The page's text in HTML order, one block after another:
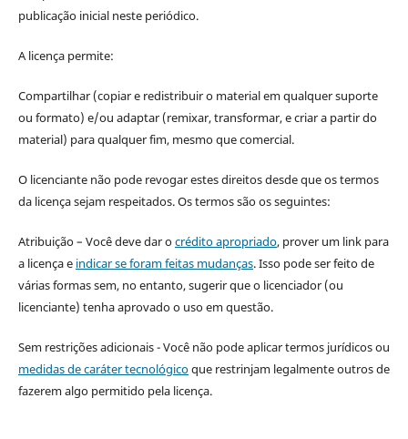
publicação inicial neste periódico.
A licença permite:
Compartilhar (copiar e redistribuir o material em qualquer suporte
ou formato) e/ou adaptar (remixar, transformar, e criar a partir do
material) para qualquer fim, mesmo que comercial.
O licenciante não pode revogar estes direitos desde que os termos
da licença sejam respeitados. Os termos são os seguintes:
Atribuição – Você deve dar ocrédito apropriado, prover um link para
a licença e indicar se foram feitas mudanças. Isso pode ser feito de
várias formas sem, no entanto, sugerir que o licenciador (ou
licenciante) tenha aprovado o uso em questão.
Sem restrições adicionais - Você não pode aplicar termos jurídicos ou
medidas de caráter tecnológicoque restrinjam legalmente outros de
fazerem algo permitido pela licença.